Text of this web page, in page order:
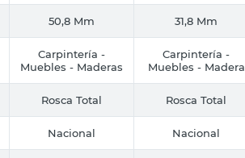
50,8 Mm 31,8 Mm
Carpintería -
Muebles - Maderas
Carpintería -
Muebles - Madera
Rosca Total Rosca Total
Nacional Nacional